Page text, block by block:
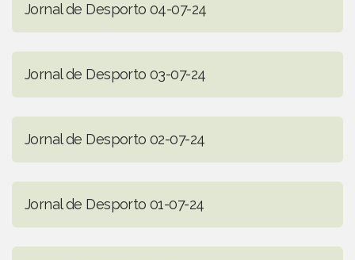
Jornal de Desporto 04-07-24
Jornal de Desporto 03-07-24
Jornal de Desporto 02-07-24
Jornal de Desporto 01-07-24